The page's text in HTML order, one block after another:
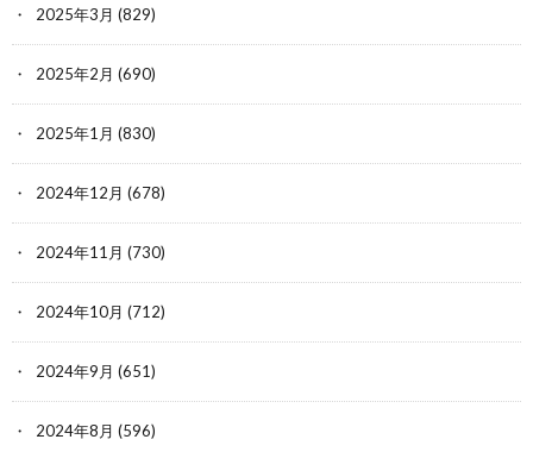
2025年3月 (829)
2025年2月 (690)
2025年1月 (830)
2024年12月 (678)
2024年11月 (730)
2024年10月 (712)
2024年9月 (651)
2024年8月 (596)